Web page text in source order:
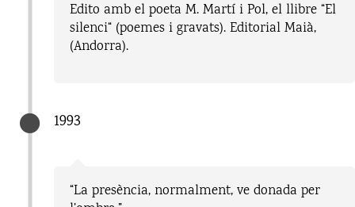
Edito amb el poeta M. Martí i Pol, el llibre “El
silenci“ (poemes i gravats). Editorial Maià,
(Andorra).
1993
“La presència, normalment, ve donada per